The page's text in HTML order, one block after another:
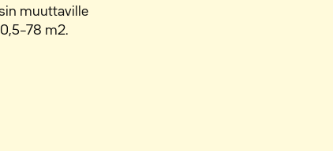
muuttaville
m2.